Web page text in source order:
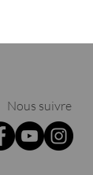
Nous suivre